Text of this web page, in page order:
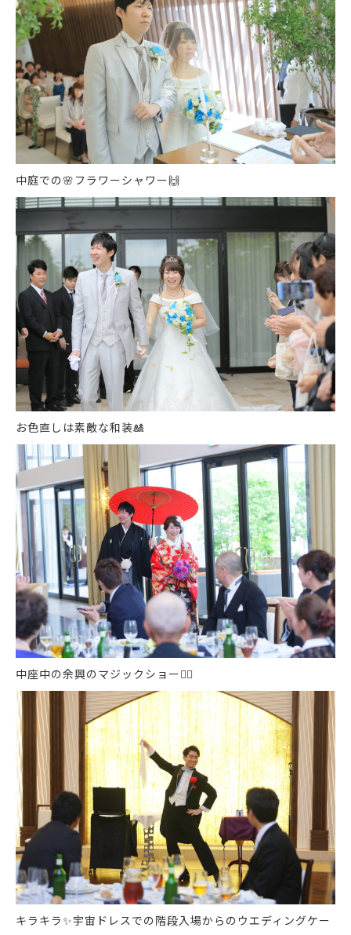
中庭での🌸 フラワーシャワー🙌
お色直しは素敵な和装🎎
中座中の余興のマジックショー🤹‍♂️
キラキラ✨宇宙ドレスでの階段入場からのウエディングケー